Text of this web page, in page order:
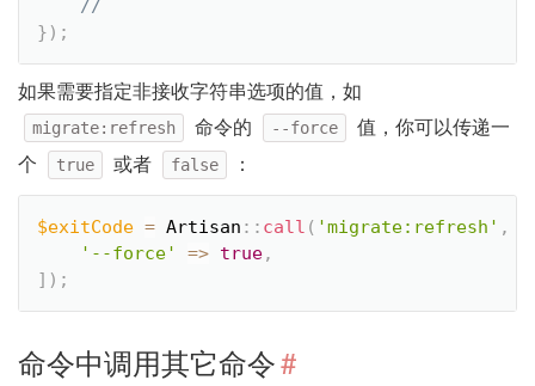
} ) ;
如果需要指定非接收字符串选项的值，如
migrate:refresh 命令的 --force
值，你可以传递一
个
true 或者 false ：
$exitCode = Artisan :: call ( 'migrate:refresh' ,
'--force'
=> true,
] ) ;
命令中调用其它命令#